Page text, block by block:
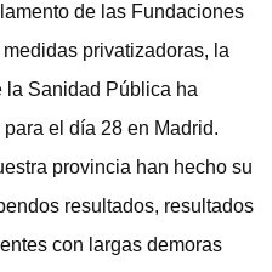
de las Fundaciones
privatizadoras, la
la Sanidad Pública ha
el día 28 en Madrid.
provincia han hecho su
resultados, resultados
con largas demoras